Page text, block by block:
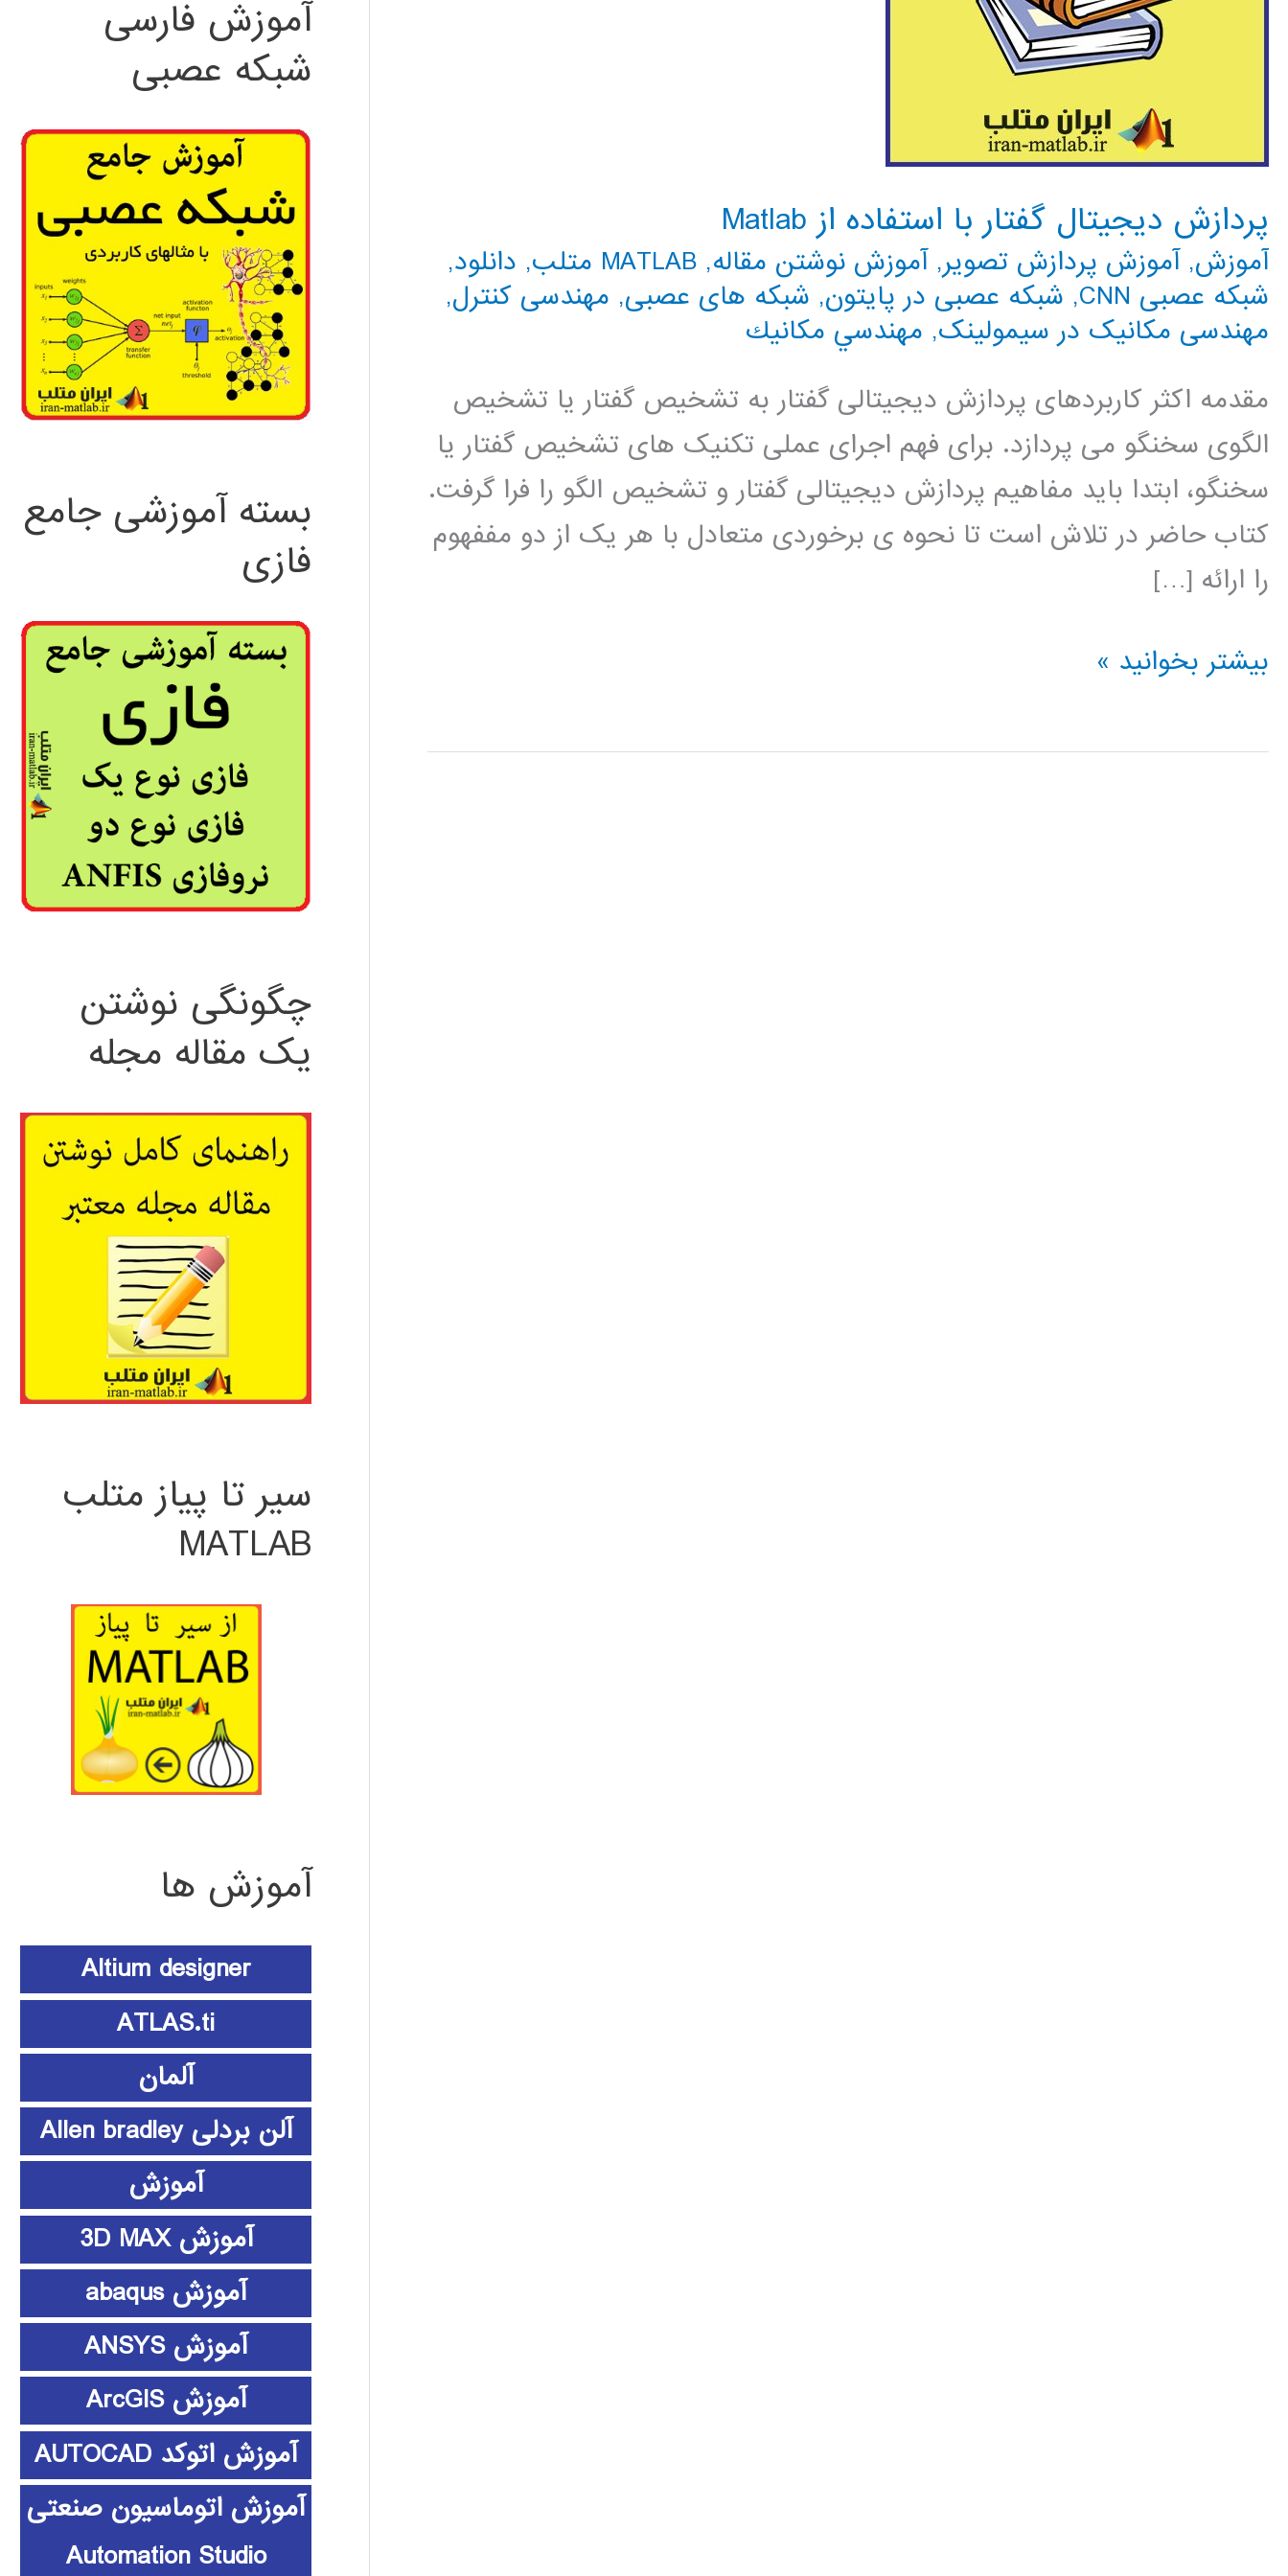
پردازش دیجیتال گفتار با استفاده از Matlab
آموزش,آموزش پردازش تصویر,آموزش نوشتن مقاله, MATLAB متلب , دانلود,
شبکه عصبی CNN
, شبکه عصبی در پایتون, شبکه های عصبی, مهندسی کنترل,
مهندسی مکانیک در سیمولینک, مهندسي مكانيك
مقدمه اکثر کاربردهای پردازش دیجیتالی گفتار به تشخیص گفتار یا تشخیص
الگوی سخنگو می پردازد. برای فهم اجرای عملی تکنیک های تشخیص گفتار یا
سخنگو، ابتدا باید مفاهیم پردازش دیجیتالی گفتار و تشخیص الگو را فرا گرفت.
کتاب حاضر در تلاش است تا نحوه ی برخوردی متعادل با هر یک از دو مففهوم
را ارائه […]
پردازش
گفتار
بیشتر بخوانید »
آموزش فارسی
شبکه عصبی
بسته آموزشی جامع
فازی
چگونگی نوشتن
یک مقاله مجله
سیر تا پیاز متلب
MATLAB
آموزش ها
Altium designer
ATLAS.ti
آلمان
آلن بردلی Allen bradley
آموزش
آموزش 3D MAX
آموزش abaqus
آموزش ANSYS
آموزش ArcGIS
آموزش اتوکد AUTOCAD
آموزش اتوماسیون صنعتی
Automation Studio